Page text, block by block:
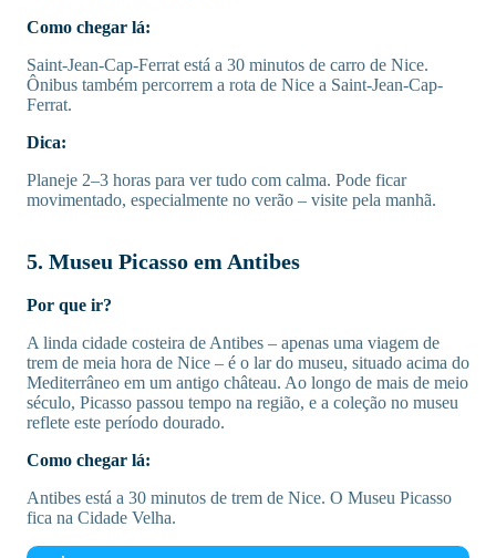
Como chegar lá:
Saint-Jean-Cap-Ferrat está a 30 minutos de carro de Nice.
Ônibus também percorrem a rota de Nice a Saint-Jean-Cap-
Ferrat.
Dica:
Planeje 2–3 horas para ver tudo com calma. Pode ficar
movimentado, especialmente no verão – visite pela manhã.
5. Museu Picasso em Antibes
Por que ir?
A linda cidade costeira de Antibes – apenas uma viagem de
trem de meia hora de Nice – é o lar do museu, situado acima do
Mediterrâneo em um antigo château. Ao longo de mais de meio
século, Picasso passou tempo na região, e a coleção no museu
reflete este período dourado.
Como chegar lá:
Antibes está a 30 minutos de trem de Nice. O Museu Picasso
fica na Cidade Velha.